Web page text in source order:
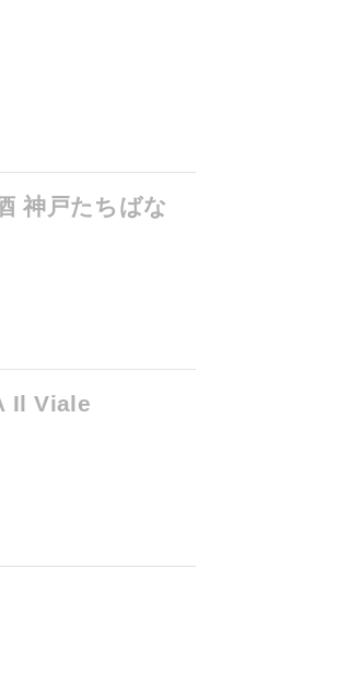
神戸たちばな
Il Viale